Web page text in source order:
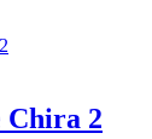
Chira 2